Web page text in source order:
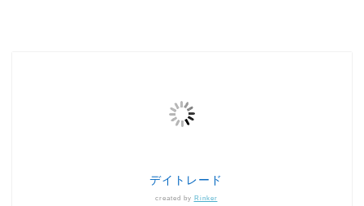
デイトレード
created by Rinker